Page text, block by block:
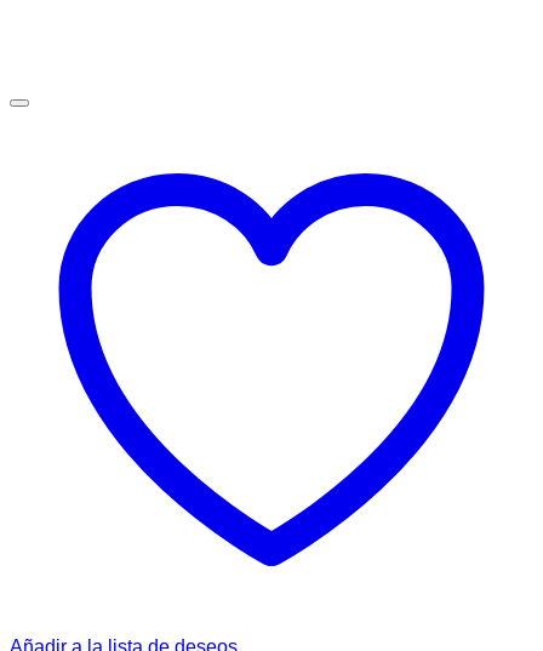
Añadir a la lista de deseos